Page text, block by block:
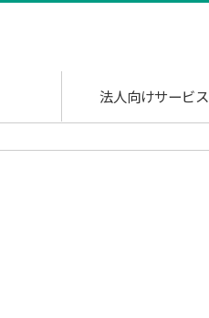
法人向けサービス